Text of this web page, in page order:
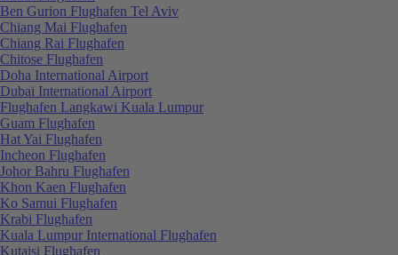
Ben Gurion Flughafen Tel Aviv
Chiang Mai Flughafen
Chiang Rai Flughafen
Chitose Flughafen
Doha International Airport
Dubai International Airport
Flughafen Langkawi Kuala Lumpur
Guam Flughafen
Hat Yai Flughafen
Incheon Flughafen
Johor Bahru Flughafen
Khon Kaen Flughafen
Ko Samui Flughafen
Krabi Flughafen
Kuala Lumpur International Flughafen
Kutaisi Flughafen